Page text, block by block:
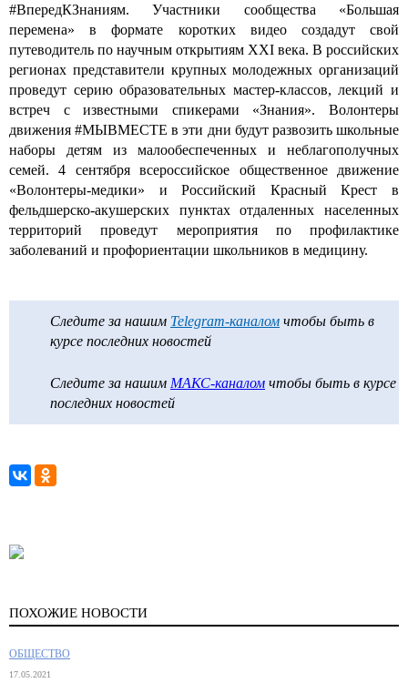
#ВпередКЗнаниям. Участники сообщества «Большая
перемена» в формате коротких видео создадут свой
путеводитель по научным открытиям XXI века. В российских
регионах представители крупных молодежных организаций
проведут серию образовательных мастер-классов, лекций и
встреч с известными спикерами «Знания». Волонтеры
движения #МЫВМЕСТЕ в эти дни будут развозить школьные
наборы детям из малообеспеченных и неблагополучных
семей. 4 сентября всероссийское общественное движение
«Волонтеры-медики» и Российский Красный Крест в
фельдшерско-акушерских пунктах отдаленных населенных
территорий проведут мероприятия по профилактике
заболеваний и профориентации школьников в медицину.
Следите за нашим Telegram-каналом чтобы быть в
курсе последних новостей
Следите за нашим МАКС-каналом чтобы быть в курсе
последних новостей
ПОХОЖИЕ НОВОСТИ
ОБЩЕСТВО
17.05.2021